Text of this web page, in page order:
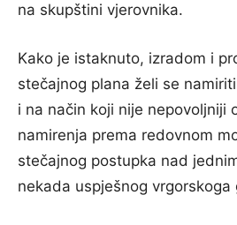
na skupštini vjerovnika.
Kako je istaknuto, izradom i
stečajnog plana želi se
i na način koji nije nepovoljniji
namirenja prema redovnom
stečajnog postupka nad
nekada uspješnog vrgorskoga